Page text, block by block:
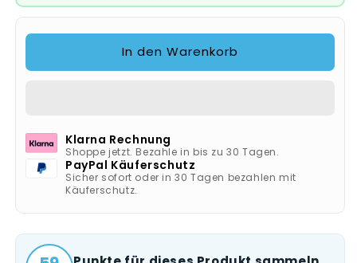
Metabo
-
626979000
Metabo
100
626979000
In den Warenkorb
Klarna Rechnung
Shoppe jetzt. Bezahle in bis zu 30 Tagen.
PayPal Käuferschutz
Sicher sofort oder in 30 Tagen bezahlen mit
Käuferschutz.